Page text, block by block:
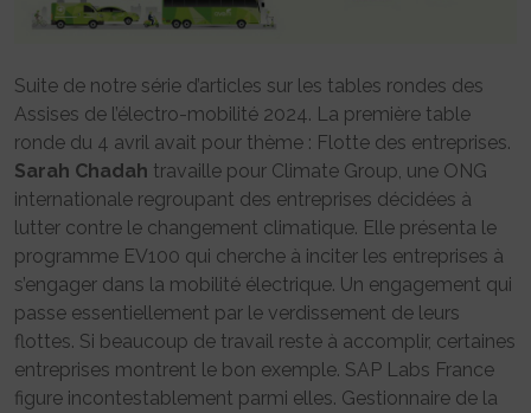
Suite de notre série d’articles sur les tables rondes des
Assises de l’électro-mobilité 2024. La première table
ronde du 4 avril avait pour thème : Flotte des entreprises.
Sarah Chadah travaille pour Climate Group, une ONG
internationale regroupant des entreprises décidées à
lutter contre le changement climatique. Elle présenta le
programme EV100 qui cherche à inciter les entreprises à
s’engager dans la mobilité électrique. Un engagement qui
passe essentiellement par le verdissement de leurs
flottes. Si beaucoup de travail reste à accomplir, certaines
entreprises montrent le bon exemple. SAP Labs France
figure incontestablement parmi elles. Gestionnaire de la